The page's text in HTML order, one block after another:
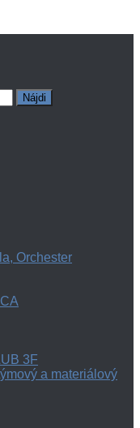
Orchester
3F
a materiálový